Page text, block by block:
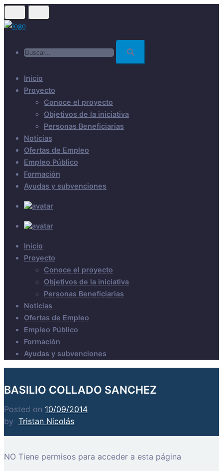
Skip
to
Inicio
Proyecto
Conoce el proyecto
Objetivos de la iniciativa
Personas Beneficiarias
Noticias
Ofertas de Empleo
Empleo Público
Formación
Ayudas y subvenciones
Inicio
Proyecto
Conoce el proyecto
Objetivos de la iniciativa
Personas Beneficiarias
Noticias
Ofertas de Empleo
Empleo Público
Formación
Ayudas y subvenciones
BASILIO COLLADO SANCHEZ
Posted on 10/09/2014
by Tristan Nicolás
NO Tiene permisos para acceder a esta página